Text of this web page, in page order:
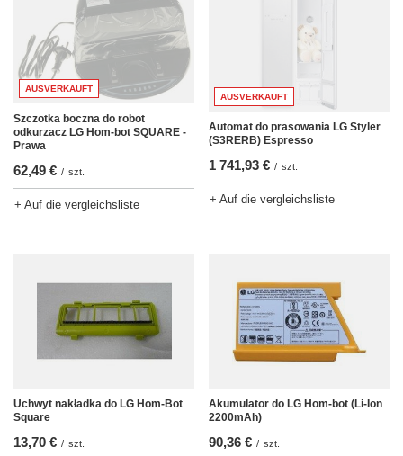
AUSVERKAUFT
Szczotka boczna do robot
odkurzacz LG Hom-bot SQUARE -
Prawa
62,49 € / szt.
+ Auf die vergleichsliste
AUSVERKAUFT
Automat do prasowania LG Styler
(S3RERB) Espresso
1 741,93 € / szt.
+ Auf die vergleichsliste
Uchwyt nakładka do LG Hom-Bot
Square
13,70 € / szt.
Akumulator do LG Hom-bot (Li-Ion
2200mAh)
90,36 € / szt.